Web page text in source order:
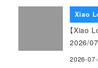
Xiao
【Xiao
2026/
2026-